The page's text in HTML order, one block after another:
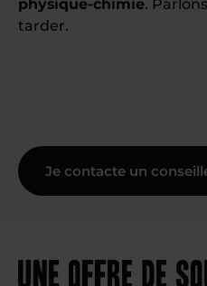
physique-chimie.
tarder.
Je contacte un
Une offre de